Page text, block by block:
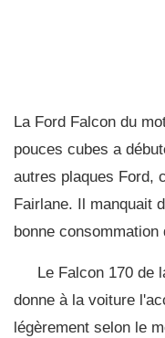
La Ford Falcon du
pouces cubes a
autres plaques Ford,
Fairlane. Il manquait
bonne
Le Falcon 170 de
donne à la voiture
légèrement selon le